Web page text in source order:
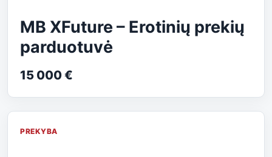
MB XFuture – Erotinių prekių
parduotuvė
15 000 €
PREKYBA